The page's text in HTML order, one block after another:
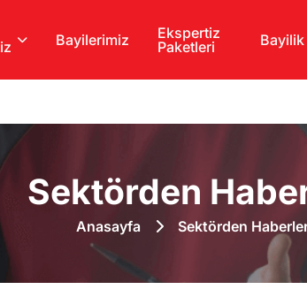
Bayilerimiz
Ekspertiz
Paketleri
Bayilik
Sektörden
Anasayfa Sektörden